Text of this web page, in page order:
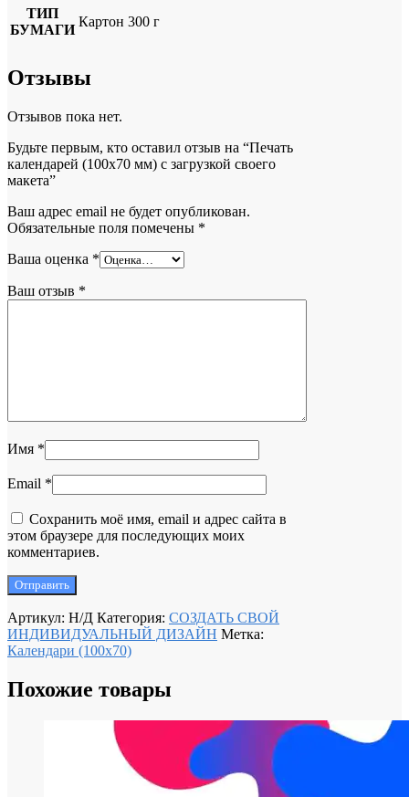
ТИП
БУМАГИ
Картон 300 г
Отзывы
Отзывов пока нет.
Будьте первым, кто оставил отзыв на “Печать
календарей (100х70 мм) с загрузкой своего
макета”
Ваш адрес email не будет опубликован.
Обязательные поля помечены *
Ваша оценка *
Ваш отзыв *
Имя *
Email *
Сохранить моё имя, email и адрес сайта в
этом браузере для последующих моих
комментариев.
Артикул: Н/Д Категория: СОЗДАТЬ СВОЙ
ИНДИВИДУАЛЬНЫЙ ДИЗАЙН Метка:
Календари (100х70)
Похожие товары